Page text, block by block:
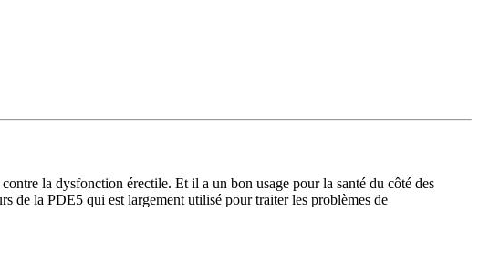
la dysfonction érectile. Et il a un bon usage pour la santé du côté des
de la PDE5 qui est largement utilisé pour traiter les problèmes de